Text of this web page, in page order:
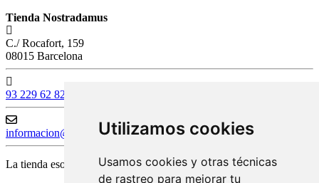
Utilizamos cookies
Usamos cookies y otras técnicas
de rastreo para mejorar tu
Tienda Nostradamus
C./ Rocafort, 159
08015 Barcelona
93 229 62 82
informacion@tiendanostradamus.com
La tienda esotérica y de tarots